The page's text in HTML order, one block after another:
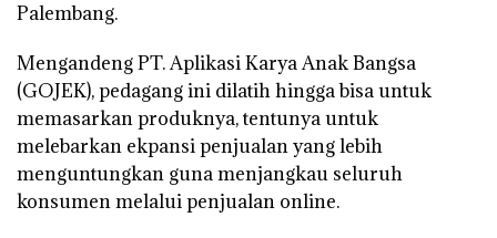
Palembang.
Mengandeng PT. Aplikasi Karya Anak Bangsa
(GOJEK), pedagang ini dilatih hingga bisa untuk
memasarkan produknya, tentunya untuk
melebarkan ekpansi penjualan yang lebih
menguntungkan guna menjangkau seluruh
konsumen melalui penjualan online.